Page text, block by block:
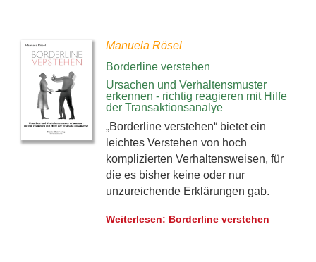
Manuela Rösel
Borderline verstehen
Ursachen und Verhaltensmuster
erkennen - richtig reagieren mit Hilfe
der Transaktionsanalye
„Borderline verstehen“ bietet ein
leichtes Verstehen von hoch
komplizierten Verhaltensweisen, für
die es bisher keine oder nur
unzureichende Erklärungen gab.
Weiterlesen: Borderline verstehen